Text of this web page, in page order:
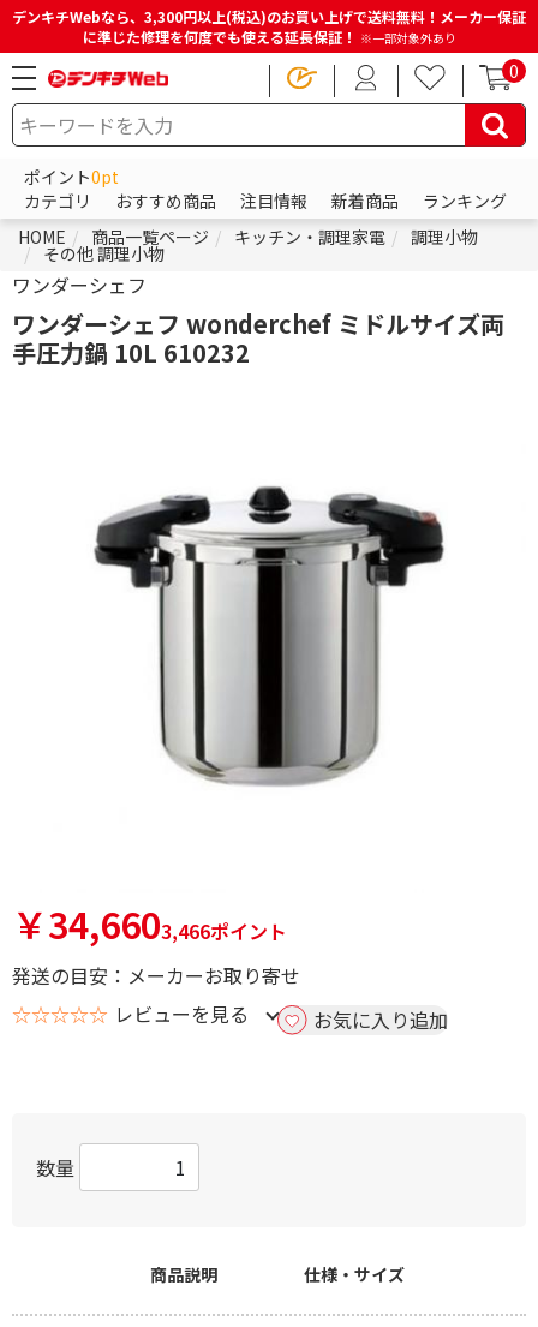
デンキチWebなら、3,300円以上(税込)のお買い上げで送料無料！メーカー保証
に準じた修理を何度でも使える延長保証！ ※一部対象外あり
0
ポイント0pt
カテゴリ
おすすめ商品 注目情報 新着商品
ランキング
HOME
商品一覧ページ キッチン・調理家電 調理小物
その他 調理小物
ワンダーシェフ
ワンダーシェフ wonderchef ミドルサイズ両
手圧力鍋 10L 610232
￥34,6603,466ポイント
発送の目安：メーカーお取り寄せ
☆☆☆☆☆ レビューを見る お気に入り追加
数量
商品説明 仕様・サイズ